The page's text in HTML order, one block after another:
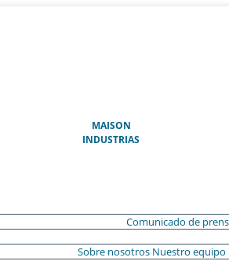
MAISON(ACTUAL)
INDUSTRIAS
Comunicado de
Sobre nosotros Nuestro equipo